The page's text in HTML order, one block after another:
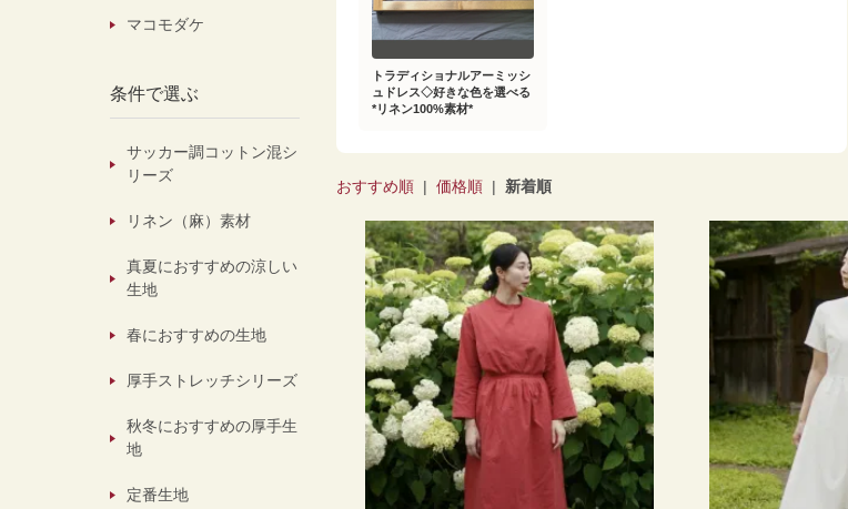
トラディショナルアーミッシ
ュドレス◇好きな色を選べる
*リネン100%素材*
おすすめ順 |価格順 | 新着順
マコモダケ
条件で選ぶ
サッカー調コットン混シ
リーズ
リネン（麻）素材
真夏におすすめの涼しい
生地
春におすすめの生地
厚手ストレッチシリーズ
秋冬におすすめの厚手生
地
定番生地